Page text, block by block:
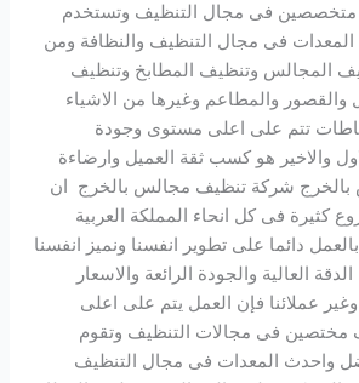
فى مجال التنظيف وتستخدم
فى مجال التنظيف والنظافة ومن
المجالس وتنظيف المطابخ وتنظيف
والقصور والمطاعم وغيرها من الاشياء
تتم على اعلى مستوى وجودة
والاخير هو كسب ثقة العميل وارضاءة
شركة تنظيف مجالس بالخرج ان
فى كل انحاء المملكة العربية
دائما على تطوير انفسنا ونميز انفسنا
العالية والجودة الرائعة والاسعار
عملائنا فإن العمل يتم على اعلى
فى مجالات التنظيف وتقوم
واحدث المعدات فى مجال التنظيف